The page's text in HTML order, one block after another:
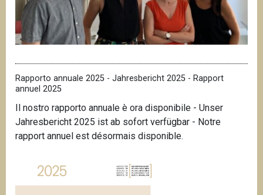
Rapporto annuale 2025 - Jahresbericht 2025 - Rapport
annuel 2025
Il nostro rapporto annuale è ora disponibile - Unser
Jahresbericht 2025 ist ab sofort verfügbar - Notre
rapport annuel est désormais disponible.